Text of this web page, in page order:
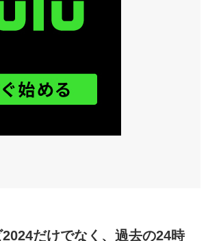
だけでなく、過去の24時